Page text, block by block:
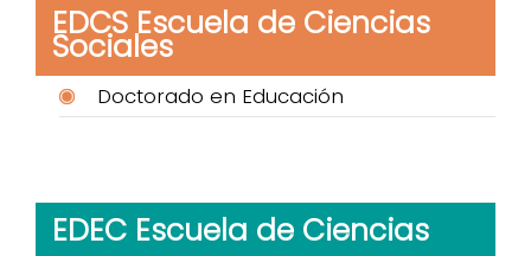
EDCS Escuela de Ciencias
Sociales
Doctorado en Educación
EDEC Escuela de Ciencias